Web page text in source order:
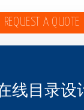
REQUEST A QUOTE
线目录设